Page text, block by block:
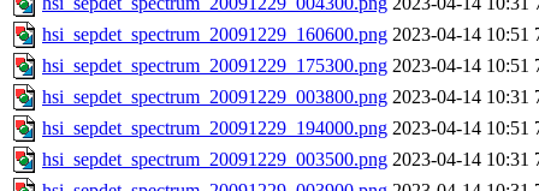
hsi_sepdet_spectrum_20091229_160600.png 2023-04-14 10:51
hsi_sepdet_spectrum_20091229_175300.png 2023-04-14 10:51
hsi_sepdet_spectrum_20091229_003800.png 2023-04-14 10:31
hsi_sepdet_spectrum_20091229_194000.png 2023-04-14 10:51
hsi_sepdet_spectrum_20091229_003500.png 2023-04-14 10:31